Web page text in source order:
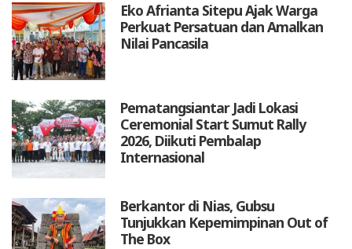
Eko Afrianta Sitepu Ajak Warga
Perkuat Persatuan dan Amalkan
Nilai Pancasila
Pematangsiantar Jadi Lokasi
Ceremonial Start Sumut Rally
2026, Diikuti Pembalap
Internasional
Berkantor di Nias, Gubsu
Tunjukkan Kepemimpinan Out of
The Box